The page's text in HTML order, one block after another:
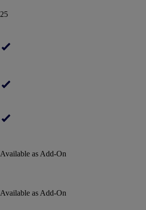
25
Available as Add-On
Available as Add-On